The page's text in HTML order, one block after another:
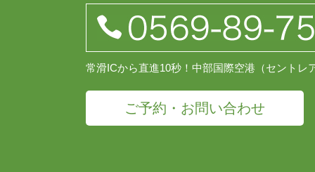
常滑ICから直進10秒！中部国際空港（セントレ
ご予約・お問い合わせ